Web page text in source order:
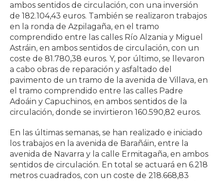
ambos sentidos de circulación, con una inversión
de 182.104,43 euros. También se realizaron trabajos
en la ronda de Azpilagaña, en el tramo
comprendido entre las calles Río Alzania y Miguel
Astráin, en ambos sentidos de circulación, con un
coste de 81.780,38 euros. Y, por último, se llevaron
a cabo obras de reparación y asfaltado del
pavimento de un tramo de la avenida de Villava, en
el tramo comprendido entre las calles Padre
Adoáin y Capuchinos, en ambos sentidos de la
circulación, donde se invirtieron 160.590,82 euros.
En las últimas semanas, se han realizado e iniciado
los trabajos en la avenida de Barañáin, entre la
avenida de Navarra y la calle Ermitagaña, en ambos
sentidos de circulación. En total se actuará en 6.218
metros cuadrados, con un coste de 218.668,83